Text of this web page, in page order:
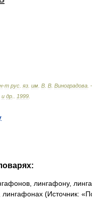
-т рус яз им В В Виноградова
и др 1999
лингафону,
(Источник: